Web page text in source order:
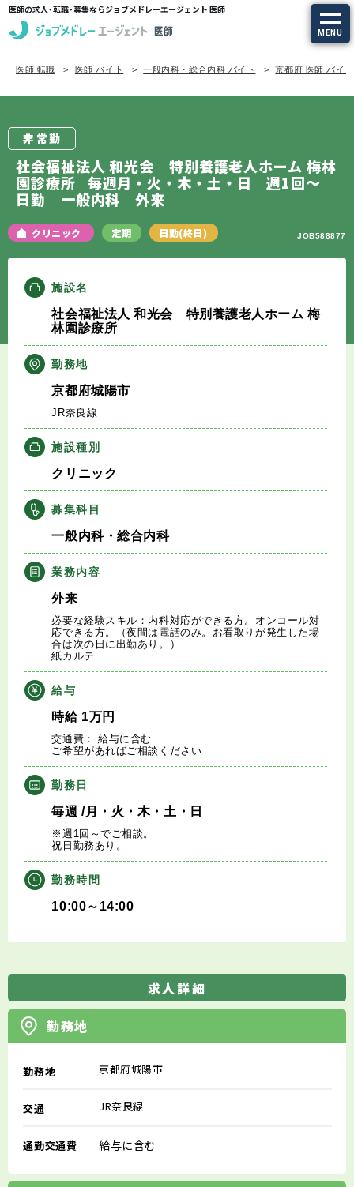
医師の求人・転職・募集ならジョブメドレーエージェント 医師
MENU
求人を探す
定期非常勤の求人
特集から探す
エージェントサービスTOP
サービスの流れ
キャリアアドバイザー紹介
医師の求人・転職Q&A
知りたい・聞きたい
転職成功事例
医師の転職マニュアル
データで見る医師の平均年収
医師に役立つ取材記事
医師 転職 医師 バイト 一般内科・総合内科 バイト 京都府 医師 バイト
非常勤
社会福祉法人 和光会 特別養護老人ホーム 梅林
園診療所
毎週月・火・木・土・日 週1回～
日勤 一般内科 外来
クリニック 定期 日勤(終日) JOB588877
施設名
社会福祉法人 和光会 特別養護老人ホーム 梅
林園診療所
勤務地
京都府城陽市
JR奈良線
施設種別
クリニック
募集科目
一般内科・総合内科
業務内容
外来
必要な経験スキル：内科対応ができる方。オンコール対
応できる方。（夜間は電話のみ。お看取りが発生した場
合は次の日に出勤あり。）
紙カルテ
給与
時給1万円
交通費： 給与に含む
ご希望があればご相談ください
勤務日
毎週 /月・火・木・土・日
※週1回～でご相談。
祝日勤務あり。
勤務時間
10:00～14:00
求人詳細
勤務地
勤務地 京都府城陽市
交通 JR奈良線
通勤交通費 給与に含む